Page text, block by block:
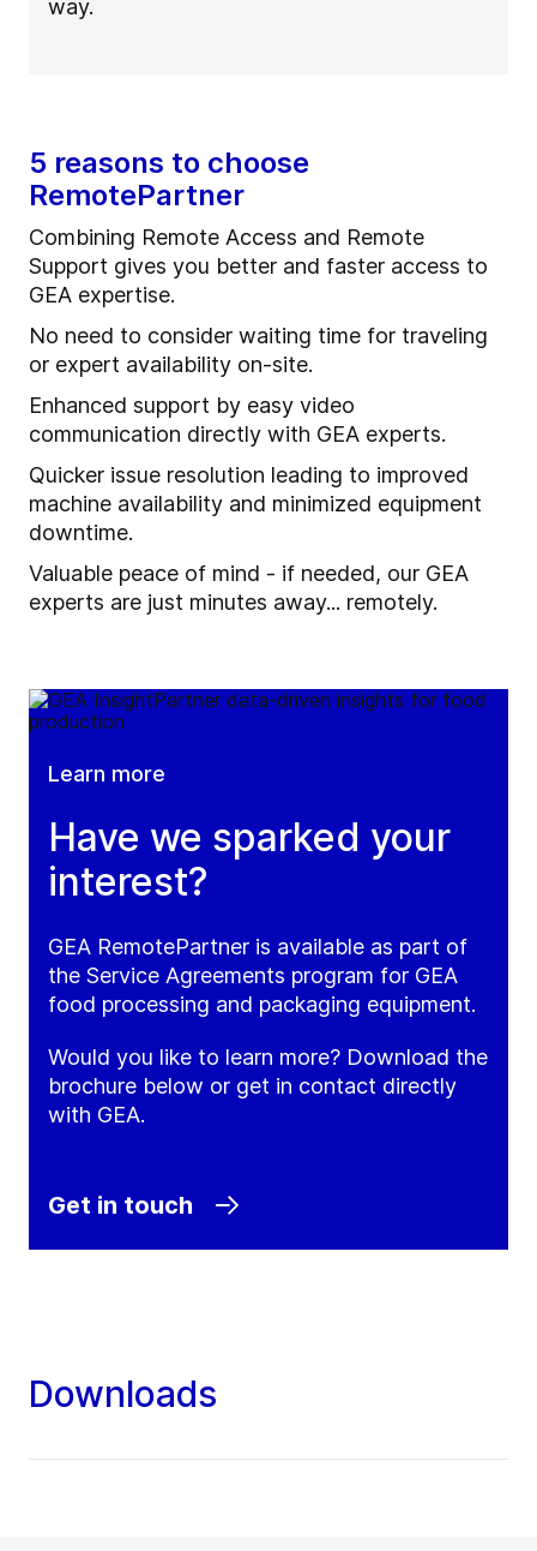
way.
5 reasons to choose
RemotePartner
Combining Remote Access and Remote
Support gives you better and faster access to
GEA expertise.
No need to consider waiting time for traveling
or expert availability on-site.
Enhanced support by easy video
communication directly with GEA experts.
Quicker issue resolution leading to improved
machine availability and minimized equipment
downtime.
Valuable peace of mind - if needed, our GEA
experts are just minutes away... remotely.
Learn more
Have we sparked your
interest?
GEA RemotePartner is available as part of
the Service Agreements program for GEA
food processing and packaging equipment.
Would you like to learn more? Download the
brochure below or get in contact directly
with GEA.
Get in touch
Downloads